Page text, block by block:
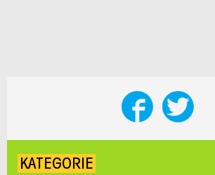
KATEGORIE